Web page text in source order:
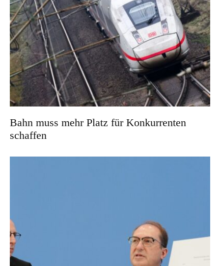
Bahn muss mehr Platz für Konkurrenten
schaffen